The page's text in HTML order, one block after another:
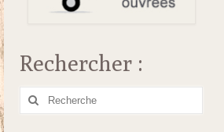
Rechercher :
Rechercher